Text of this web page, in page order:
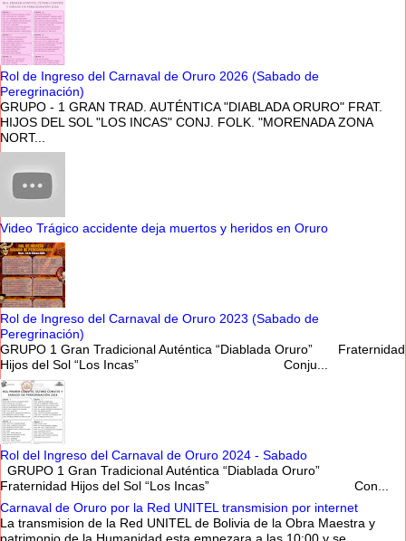
Rol de Ingreso del Carnaval de Oruro 2026 (Sabado de
Peregrinación)
GRUPO - 1 GRAN TRAD. AUTÉNTICA "DIABLADA ORURO" FRAT.
HIJOS DEL SOL "LOS INCAS" CONJ. FOLK. "MORENADA ZONA
NORT...
Video Trágico accidente deja muertos y heridos en Oruro
Rol de Ingreso del Carnaval de Oruro 2023 (Sabado de
Peregrinación)
GRUPO 1 Gran Tradicional Auténtica “Diablada Oruro” Fraternidad
Hijos del Sol “Los Incas” Conju...
Rol del Ingreso del Carnaval de Oruro 2024 - Sabado
GRUPO 1 Gran Tradicional Auténtica “Diablada Oruro”
Fraternidad Hijos del Sol “Los Incas” Con...
Carnaval de Oruro por la Red UNITEL transmision por internet
La transmision de la Red UNITEL de Bolivia de la Obra Maestra y